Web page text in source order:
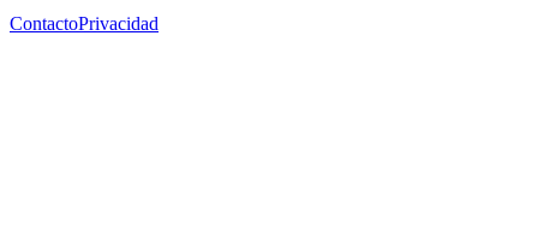
ContactoPrivacidad